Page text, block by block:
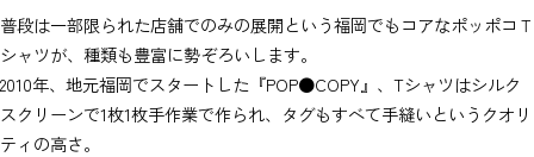
普段は一部限られた店舗でのみの展開という福岡でもコアなポッポコＴ
シャツが、種類も豊富に勢ぞろいします。
2010年、地元福岡でスタートした『POP●COPY』、Tシャツはシルク
スクリーンで1枚1枚手作業で作られ、タグもすべて手縫いというクオリ
ティの高さ。